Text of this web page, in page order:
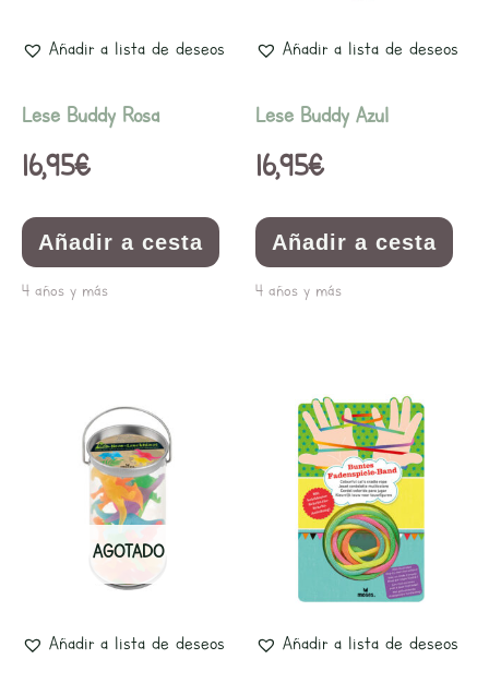
Añadir a lista de deseos
Lese Buddy Rosa
16,95€
Añadir a cesta
4 años y más
Añadir a lista de deseos
Lese Buddy Azul
16,95€
Añadir a cesta
4 años y más
AGOTADO
Añadir a lista de deseos Añadir a lista de deseos